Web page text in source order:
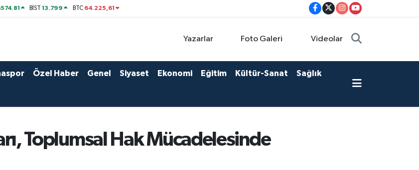
BİST13.799 BTC 64.225,61
Yazarlar Foto Galeri Videolar
Özel Haber Genel Siyaset Ekonomi Eğitim Kültür-Sanat Sağlık
Toplumsal Hak Mücadelesinde